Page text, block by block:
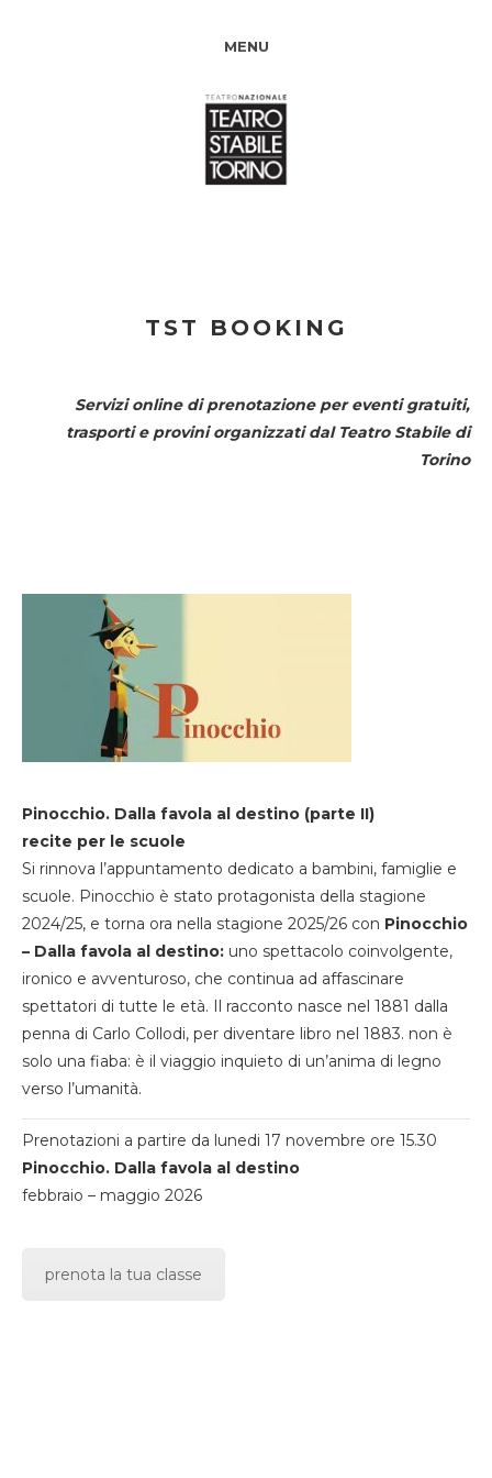
MENU
TST BOOKING
Servizi online di prenotazione per eventi gratuiti,
trasporti e provini organizzati dal Teatro Stabile di
Torino
Pinocchio. Dalla favola al destino (parte II)
recite per le scuole
Si rinnova l’appuntamento dedicato a bambini, famiglie e
scuole. Pinocchio è stato protagonista della stagione
2024/25, e torna ora nella stagione 2025/26 con Pinocchio
– Dalla favola al destino: uno spettacolo coinvolgente,
ironico e avventuroso, che continua ad affascinare
spettatori di tutte le età. Il racconto nasce nel 1881 dalla
penna di Carlo Collodi, per diventare libro nel 1883. non è
solo una fiaba: è il viaggio inquieto di un’anima di legno
verso l’umanità.
Prenotazioni a partire da lunedi 17 novembre ore 15.30
Pinocchio. Dalla favola al destino
febbraio – maggio 2026
prenota la tua classe